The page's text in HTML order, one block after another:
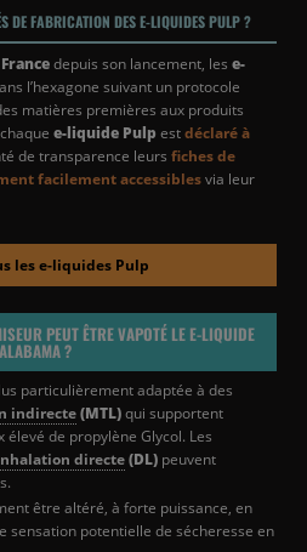
DE FABRICATION DES E-LIQUIDES PULP ?
depuis son lancement, les e-
l’hexagone suivant un protocole
matières premières aux produits
e-liquide Pulp estdéclaré à
de transparence leurs fiches de
facilement accessiblesvia leur
les e-liquides Pulp
PEUT ÊTRE VAPOTÉ LE E-LIQUIDE
ALABAMA ?
particulièrement adaptée à des
indirecte(MTL)qui supportent
de propylène Glycol. Les
directe(DL) peuvent
être altéré, à forte puissance, en
sensation potentielle de sécheresse en